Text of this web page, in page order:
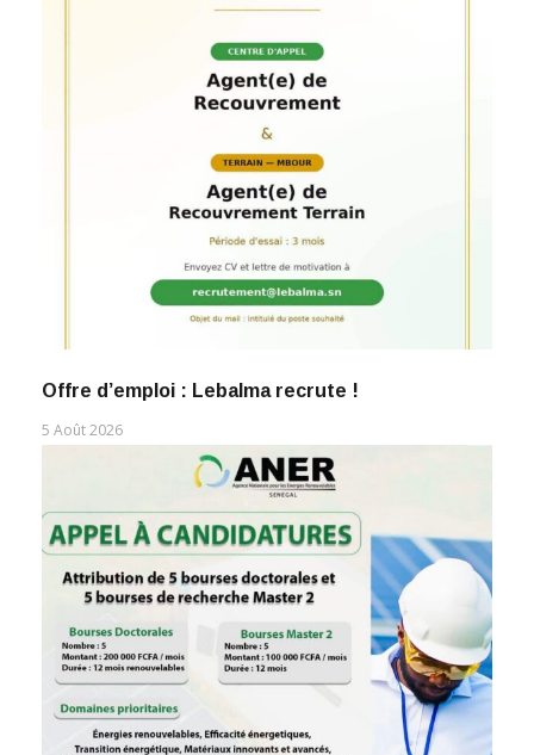
Offre d’emploi : Lebalma recrute !
5 Août 2026